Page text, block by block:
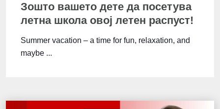
Зошто вашето дете да посетува
летна школа овој летен распуст!
Summer vacation – a time for fun, relaxation, and
maybe ...